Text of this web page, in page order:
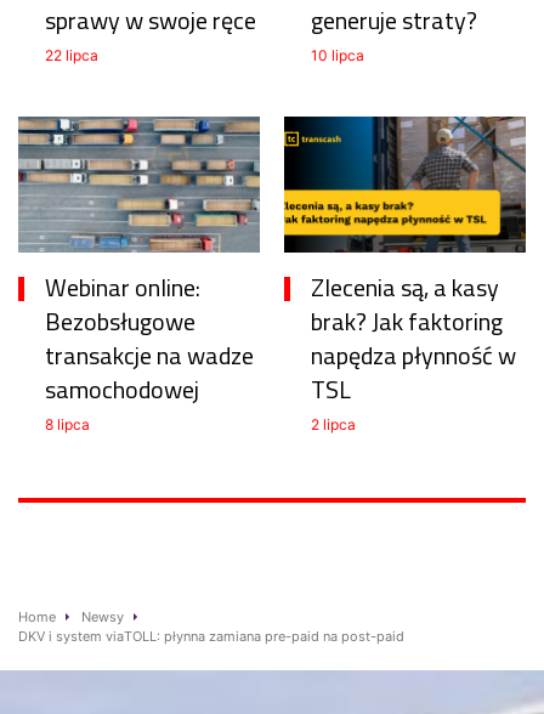
sprawy w swoje ręce
22 lipca
generuje straty?
10 lipca
Webinar online:
Bezobsługowe
transakcje na wadze
samochodowej
8 lipca
Zlecenia są, a kasy
brak? Jak faktoring
napędza płynność w
TSL
2 lipca
Home
Newsy
DKV i system viaTOLL: płynna zamiana pre-paid na post-paid